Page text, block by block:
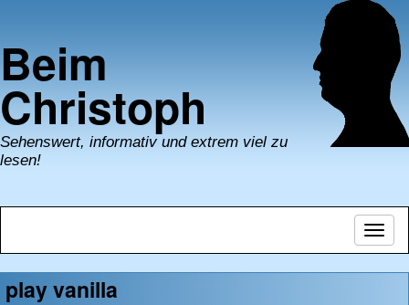
Beim
Christoph
Sehenswert, informativ und extrem viel zu
lesen!
play vanilla